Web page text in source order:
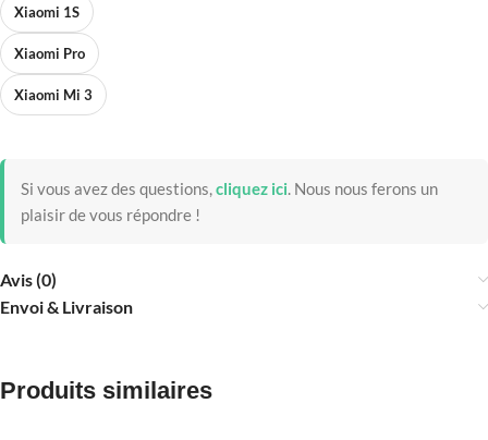
Xiaomi 1S
Xiaomi Pro
Xiaomi Mi 3
Si vous avez des questions,cliquez ici. Nous nous ferons un
plaisir de vous répondre !
Avis (0)
Envoi & Livraison
Produits similaires